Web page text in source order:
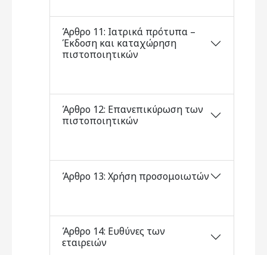
Άρθρο 11: Ιατρικά πρότυπα –
Έκδοση και καταχώρηση
πιστοποιητικών
Άρθρο 12: Επανεπικύρωση των
πιστοποιητικών
Άρθρο 13: Χρήση προσομοιωτών
Άρθρο 14: Ευθύνες των
εταιρειών